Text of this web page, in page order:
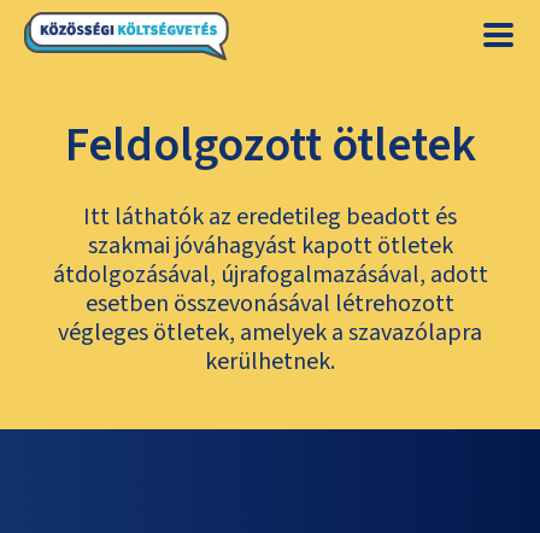
Feldolgozott ötletek
Itt láthatók az eredetileg beadott és
szakmai jóváhagyást kapott ötletek
átdolgozásával, újrafogalmazásával, adott
esetben összevonásával létrehozott
végleges ötletek, amelyek a szavazólapra
kerülhetnek.